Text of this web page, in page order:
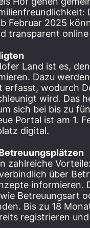
Februar 2025
transparent
Land ist es,
Dazu
erfasst, wodurch
wird. Das
sich bei bis zu
Portal ist am 1.
digital.
zahlreiche
über
informieren.
Betreuungsart
Bis zu 18
registrieren